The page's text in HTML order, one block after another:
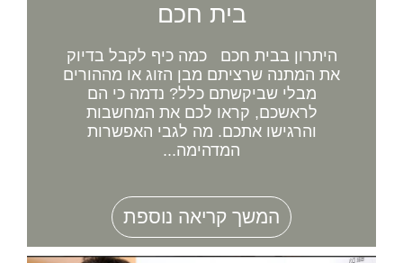
בית חכם
היתרון בבית חכם כמה כיף לקבל בדיוק
את המתנה שרציתם מבן הזוג או מההורים
מבלי שביקשתם כלל? נדמה כי הם
לראשכם, קראו לכם את המחשבות
והרגישו אתכם. מה לגבי האפשרות
המדהימה...
המשך קריאה נוספת